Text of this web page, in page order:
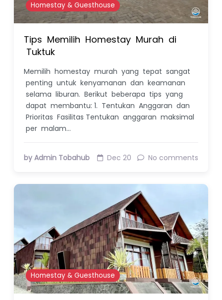
Homestay & Guesthouse
Tips Memilih Homestay Murah di
Tuktuk
Memilih homestay murah yang tepat sangat
penting untuk kenyamanan dan keamanan
selama liburan. Berikut beberapa tips yang
dapat membantu: 1. Tentukan Anggaran dan
Prioritas Fasilitas Tentukan anggaran maksimal
per malam…
by Admin Tobahub Dec 20 No comments
Homestay & Guesthouse